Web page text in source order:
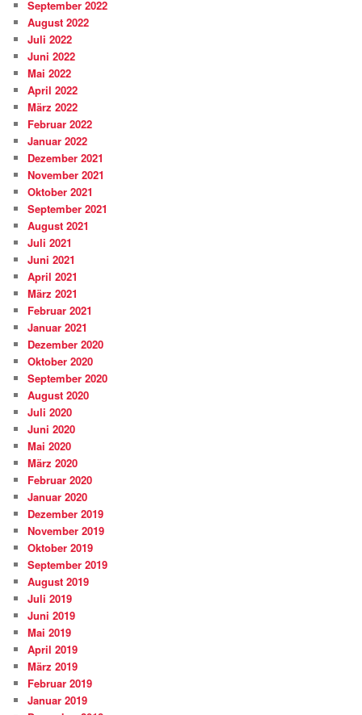
September 2022
August 2022
Juli 2022
Juni 2022
Mai 2022
April 2022
März 2022
Februar 2022
Januar 2022
Dezember 2021
November 2021
Oktober 2021
September 2021
August 2021
Juli 2021
Juni 2021
April 2021
März 2021
Februar 2021
Januar 2021
Dezember 2020
Oktober 2020
September 2020
August 2020
Juli 2020
Juni 2020
Mai 2020
März 2020
Februar 2020
Januar 2020
Dezember 2019
November 2019
Oktober 2019
September 2019
August 2019
Juli 2019
Juni 2019
Mai 2019
April 2019
März 2019
Februar 2019
Januar 2019